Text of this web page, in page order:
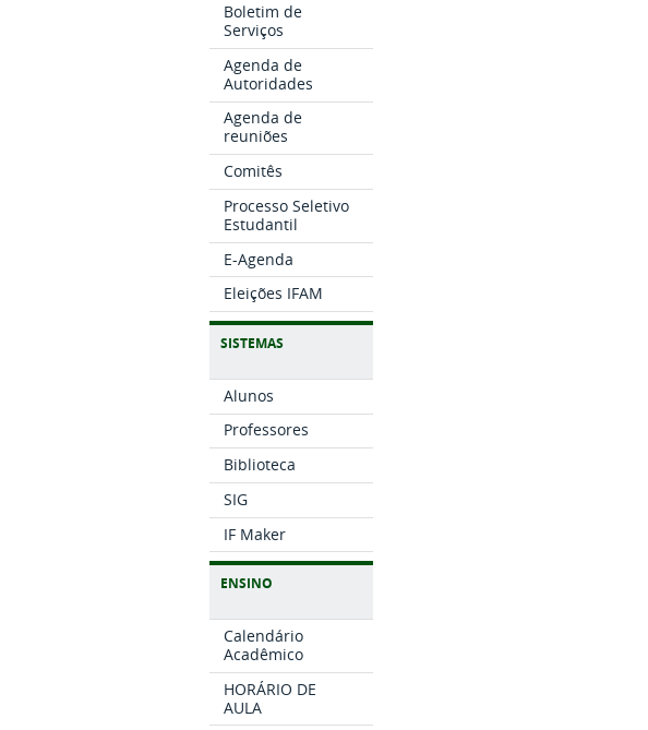
Boletim de
Serviços
Agenda de
Autoridades
Agenda de
reuniões
Comitês
Processo Seletivo
Estudantil
E-Agenda
Eleições IFAM
SISTEMAS
Alunos
Professores
Biblioteca
SIG
IF Maker
ENSINO
Calendário
Acadêmico
HORÁRIO DE
AULA